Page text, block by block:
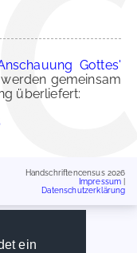
ein
Gottes'
werden gemeinsam
überliefert:
Handschriftencensus 2026
Impressum
Datenschutzerklärung